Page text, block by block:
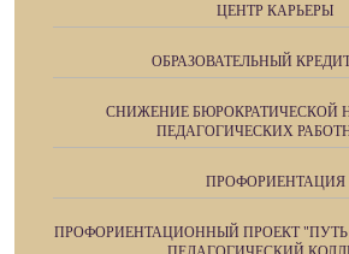
ЦЕНТР КАРЬЕРЫ
ОБРАЗОВАТЕЛЬНЫЙ
СНИЖЕНИЕ БЮРОКРАТИЧЕСКОЙ
ПЕДАГОГИЧЕСКИХ
ПРОФОРИЕНТАЦИЯ
ПРОФОРИЕНТАЦИОННЫЙ ПРОЕКТ